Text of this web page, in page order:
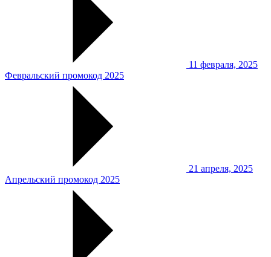
11 февраля, 2025
Февральский промокод 2025
21 апреля, 2025
Апрельский промокод 2025